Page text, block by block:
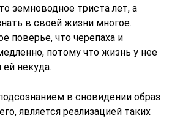
земноводное триста лет, а
в своей жизни многое.
поверье, что черепаха и
потому что жизнь у нее
ей некуда.
в сновидении образ
является реализацией таких